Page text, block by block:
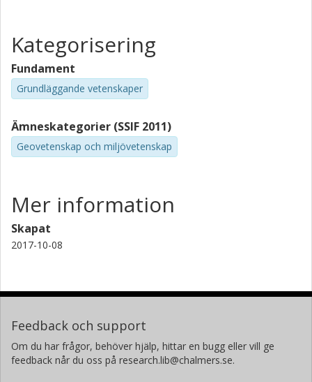
Kategorisering
Fundament
Grundläggande vetenskaper
Ämneskategorier (SSIF 2011)
Geovetenskap och miljövetenskap
Mer information
Skapat
2017-10-08
Feedback och support
Om du har frågor, behöver hjälp, hittar en bugg eller vill ge
feedback når du oss på research.lib@chalmers.se.